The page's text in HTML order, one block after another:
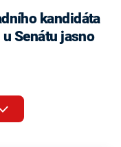
kandidáta
Senátu jasno